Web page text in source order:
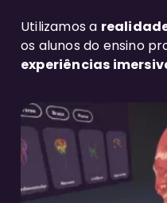
Utilizamos a
os alunos do ensino
experiências